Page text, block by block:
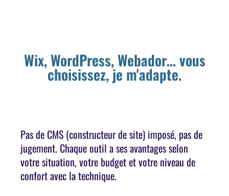
Wix, WordPress, Webador… vous
choisissez, je m'adapte.
Pas de CMS (constructeur de site) imposé, pas de
jugement. Chaque outil a ses avantages selon
votre situation, votre budget et votre niveau de
confort avec la technique.